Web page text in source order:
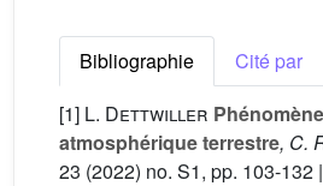
Bibliographie
Cité par
[1] L. Dettwiller
atmosphérique terrestre, C.
23 (2022) no. S1, pp. 103-132 |